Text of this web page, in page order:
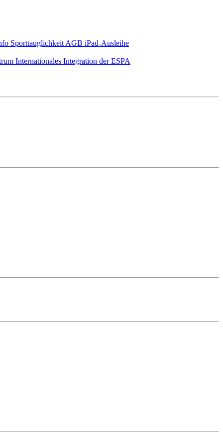
Sporttauglichkeit AGB iPad-Ausleihe
Internationales Integration der ESPA